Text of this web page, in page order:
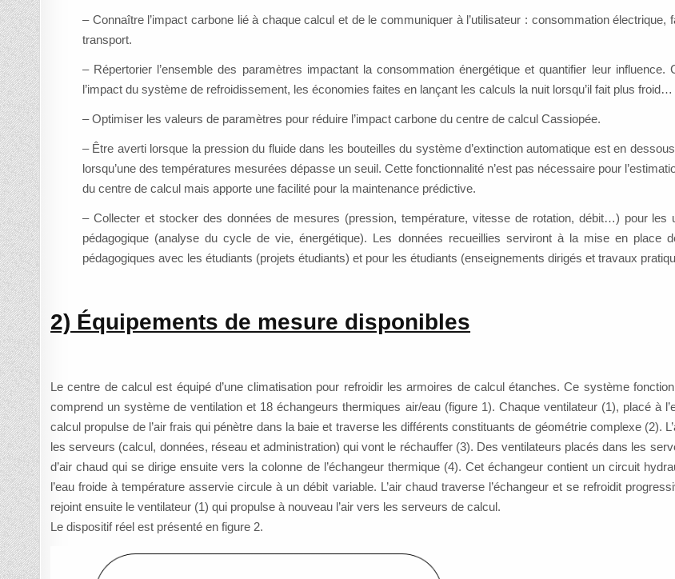
– Connaître l’impact carbone lié à chaque calcul et de le communiquer à l’utilisateur : consommation électrique,
transport.
– Répertorier l’ensemble des paramètres impactant la consommation énergétique et quantifier leur influence.
l’impact du système de refroidissement, les économies faites en lançant les calculs la nuit lorsqu’il fait plus froid…
– Optimiser les valeurs de paramètres pour réduire l’impact carbone du centre de calcul Cassiopée.
– Être averti lorsque la pression du fluide dans les bouteilles du système d’extinction automatique est en dessous
lorsqu’une des températures mesurées dépasse un seuil. Cette fonctionnalité n’est pas nécessaire pour
du centre de calcul mais apporte une facilité pour la maintenance prédictive.
– Collecter et stocker des données de mesures (pression, température, vitesse de rotation, débit…) pour les
pédagogique (analyse du cycle de vie, énergétique). Les données recueillies serviront à la mise en place
pédagogiques avec les étudiants (projets étudiants) et pour les étudiants (enseignements dirigés et travaux
2) Équipements de mesure disponibles
Le centre de calcul est équipé d’une climatisation pour refroidir les armoires de calcul étanches. Ce système
comprend un système de ventilation et 18 échangeurs thermiques air/eau (figure 1). Chaque ventilateur (1), placé à
calcul propulse de l’air frais qui pénètre dans la baie et traverse les différents constituants de géométrie complexe (2).
les serveurs (calcul, données, réseau et administration) qui vont le réchauffer (3). Des ventilateurs placés dans les
d’air chaud qui se dirige ensuite vers la colonne de l’échangeur thermique (4). Cet échangeur contient un circuit
l’eau froide à température asservie circule à un débit variable. L’air chaud traverse l’échangeur et se refroidit
rejoint ensuite le ventilateur (1) qui propulse à nouveau l’air vers les serveurs de calcul.
Le dispositif réel est présenté en figure 2.